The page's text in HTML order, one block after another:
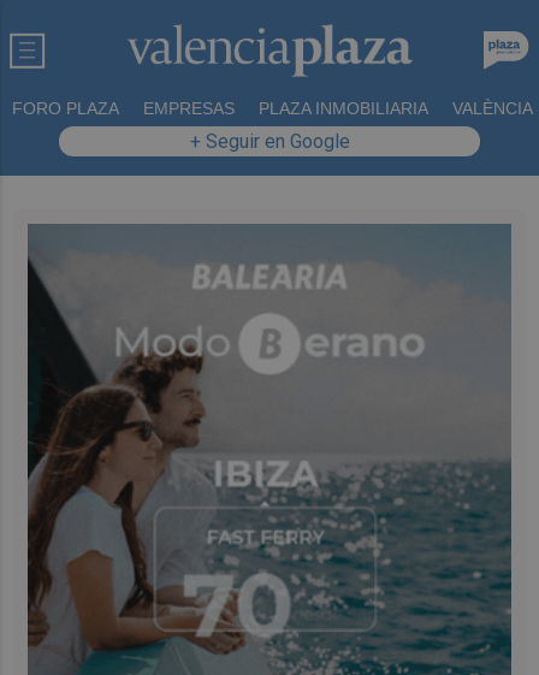
FORO PLAZA EMPRESAS PLAZA INMOBILIARIA VALÈNCIA
+ Seguir en Google